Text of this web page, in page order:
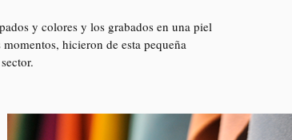
y colores y los grabados en una piel
hicieron de esta pequeña